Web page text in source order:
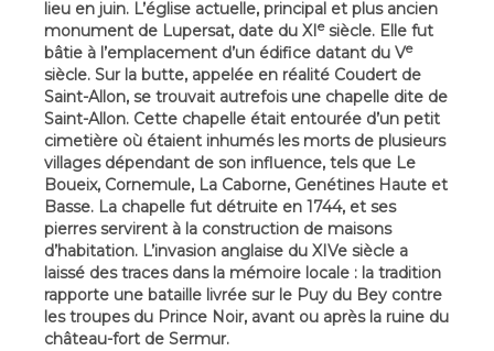
lieu en juin. L’église actuelle, principal et plus ancien
monument de Lupersat, date du XIesiècle. Elle fut
bâtie à l’emplacement d’un édifice datant du Ve
siècle. Sur la butte, appelée en réalité Coudert de
Saint-Allon, se trouvait autrefois une chapelle dite de
Saint-Allon. Cette chapelle était entourée d’un petit
cimetière où étaient inhumés les morts de plusieurs
villages dépendant de son influence, tels que Le
Boueix, Cornemule, La Caborne, Genétines Haute et
Basse. La chapelle fut détruite en 1744, et ses
pierres servirent à la construction de maisons
d’habitation. L’invasion anglaise du XIVe siècle a
laissé des traces dans la mémoire locale : la tradition
rapporte une bataille livrée sur le Puy du Bey contre
les troupes du Prince Noir, avant ou après la ruine du
château-fort de Sermur.